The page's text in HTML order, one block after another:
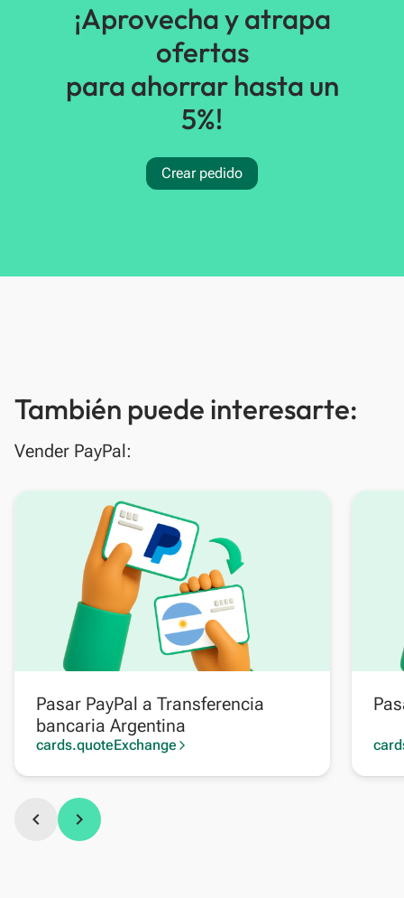
¡Aprovecha y atrapa
ofertas
para ahorrar hasta un
5%!
Crear pedido
También puede interesarte:
Vender PayPal:
Pasar PayPal a Transferencia
bancaria Argentina
cards.quoteExchange arrow_forward_ios
chevron_left chevron_right